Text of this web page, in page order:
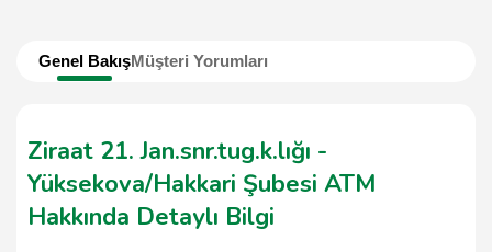
Genel BakışMüşteri Yorumları
Ziraat 21. Jan.snr.tug.k.lığı -
Yüksekova/Hakkari Şubesi ATM
Hakkında Detaylı Bilgi